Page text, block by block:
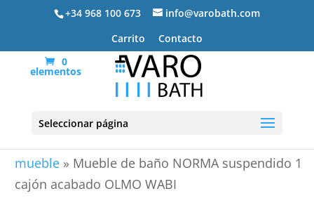
+34 968 100 673
info@varobath.com
Carrito
Contacto
0
elementos
Seleccionar página
mueble » Mueble de baño NORMA suspendido 1
cajón acabado OLMO WABI